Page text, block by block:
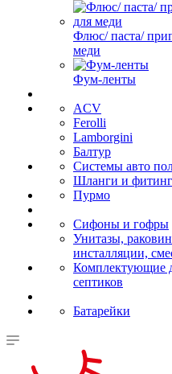
Флюс/ паста/
меди
Фум-ленты
ACV
Ferolli
Lamborgini
Балтур
Системы авто
Шланги и
Пурмо
Сифоны и гофры
Унитазы,
инсталляции,
Комплектующие
септиков
Батарейки